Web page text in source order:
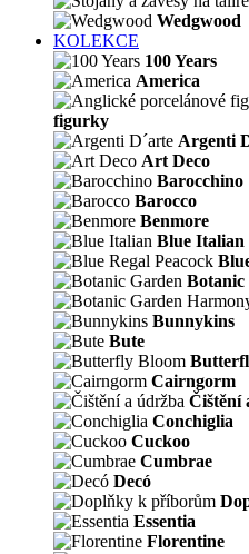
Wedgwood
KOLEKCE
100 Years
America
figurky
Argenti
Art Deco
Barocchino
Barocco
Benmore
Blue Italian
Botanic
Bunnykins
Bute
Cairngorm
Čištění
Conchiglia
Cuckoo
Cumbrae
Decó
Essentia
Florentine